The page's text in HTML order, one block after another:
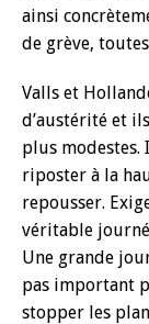
ainsi
de grève,
Valls et
d’austérité et
plus modestes.
riposter à la
repousser.
véritable
Une grande
pas important
stopper les